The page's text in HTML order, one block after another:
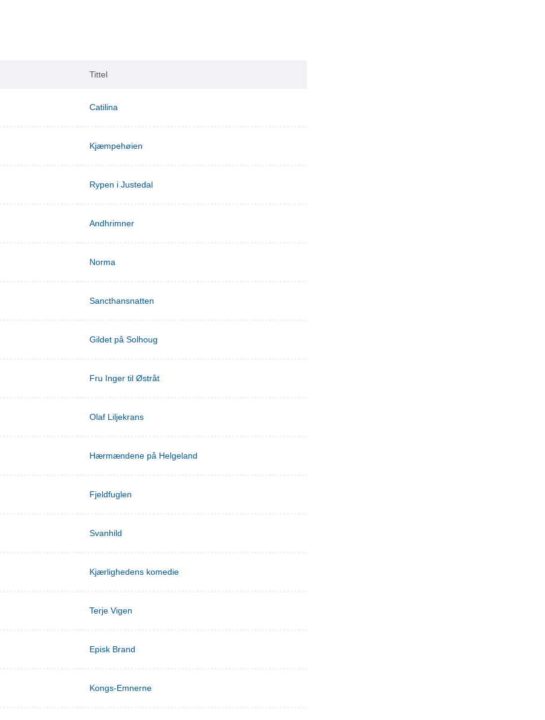
Tittel
Catilina
Kjæmpehøien
Rypen i Justedal
Andhrimner
Norma
Sancthansnatten
Gildet på Solhoug
Fru Inger til Østråt
Olaf Liljekrans
Hærmændene på Helgeland
Fjeldfuglen
Svanhild
Kjærlighedens komedie
Terje Vigen
Episk Brand
Kongs-Emnerne